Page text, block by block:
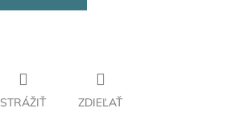
STRÁŽIŤ ZDIEĽAŤ